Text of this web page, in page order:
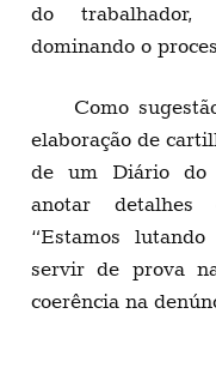
do
dominando o
Como
elaboração de
de um Diário do
anotar detalhes
“Estamos
servir de prova
coerência na